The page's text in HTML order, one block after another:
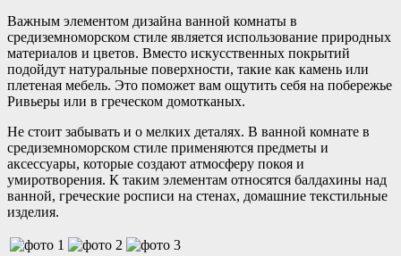
Важным элементом дизайна ванной комнаты в
средиземноморском стиле является использование природных
материалов и цветов. Вместо искусственных покрытий
подойдут натуральные поверхности, такие как камень или
плетеная мебель. Это поможет вам ощутить себя на побережье
Ривьеры или в греческом домотканых.
Не стоит забывать и о мелких деталях. В ванной комнате в
средиземноморском стиле применяются предметы и
аксессуары, которые создают атмосферу покоя и
умиротворения. К таким элементам относятся балдахины над
ванной, греческие росписи на стенах, домашние текстильные
изделия.